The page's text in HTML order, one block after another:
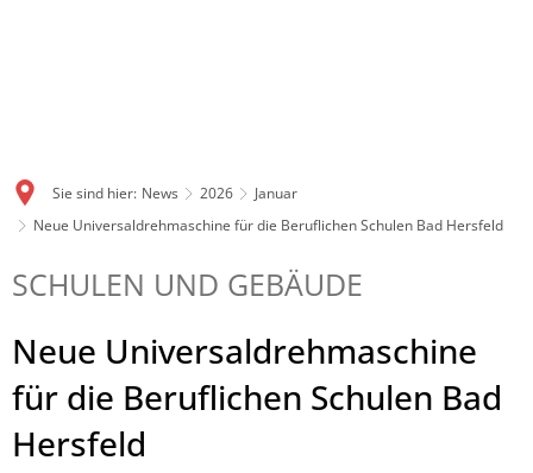
Sie sind hier: News 2026
Januar
Neue Universaldrehmaschine für die Beruflichen Schulen Bad Hersfeld
SCHULEN UND GEBÄUDE
Neue Universaldrehmaschine
für die Beruflichen Schulen Bad
Hersfeld